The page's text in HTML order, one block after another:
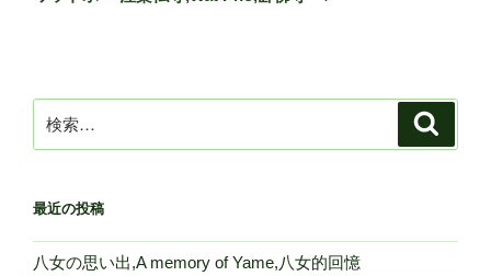
ン
索:
最近の投稿
八女の思い出,A memory of Yame,八女的回憶